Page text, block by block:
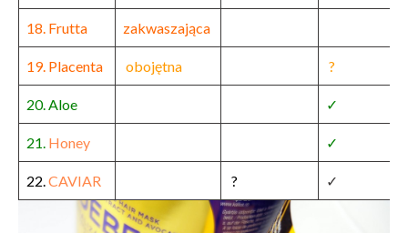
18. Frutta zakwaszająca
19. Placenta obojętna ?
20. Aloe ✓
21. Honey ✓
22. CAVIAR ? ✓